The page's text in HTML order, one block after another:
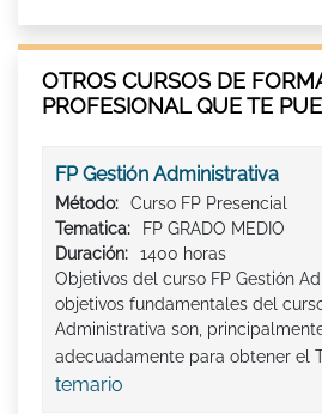
OTROS CURSOS DE
PROFESIONAL QUE TE
FP Gestión Administrativa
Método:
Curso FP Presencial
Tematica:
FP GRADO MEDIO
Duración:
1400 horas
Objetivos del curso FP Gestión
objetivos fundamentales del
Administrativa son,
adecuadamente para obtener el
temario